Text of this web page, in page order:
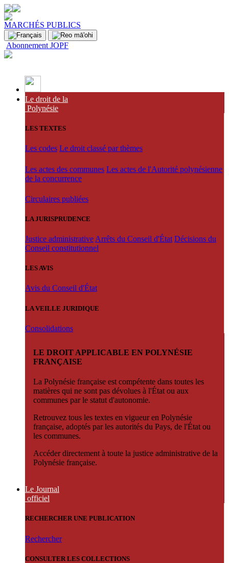
MARCHÉS PUBLICS
Abonnement JOPF
Le droit de la
Polynésie
LES TEXTES
Les codes Le droit classé par thèmes
Les actes des communes Les actes de l'Autorité polynésienne
de la concurrence
Circulaires publiées
LA JURISPRUDENCE
Justice administrative Arrêts du Conseil d'État Décisions du
Conseil constitutionnel
LES AVIS
Avis du Conseil d'État
LA VEILLE JURIDIQUE
Consolidations
LE DROIT APPLICABLE EN POLYNÉSIE
FRANÇAISE
La Polynésie française est compétente dans toutes les
matières qui ne sont pas dévolues à l'État ou aux
communes par le statut d'autonomie.
Retrouvez tous les textes en vigueur en Polynésie
française, adoptés par les autorités du Pays, de l'État ou
les communes.
Accéder directement à toute la justice administrative de la
Polynésie française.
Le Journal
officiel
RECHERCHER UNE PUBLICATION
Rechercher
CONSULTER LES COLLECTIONS